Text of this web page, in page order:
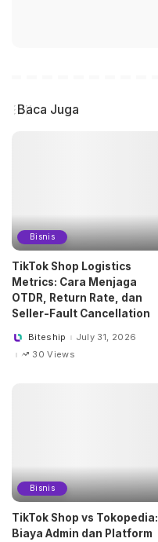
Baca Juga
Bisnis
TikTok Shop Logistics
Metrics: Cara Menjaga
OTDR, Return Rate, dan
Seller-Fault Cancellation
PostedBiteship
July 31, 2026
30 Views
Bisnis
TikTok Shop vs Tokopedia:
Biaya Admin dan Platform